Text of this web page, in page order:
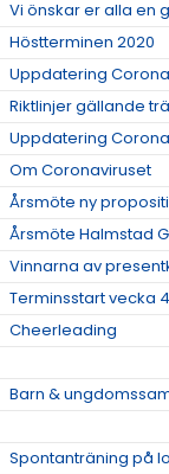
Vi önskar er alla en
Höstterminen 2020
Uppdatering
Riktlinjer gällande
Uppdatering
Om Coronaviruset
Årsmöte ny
Årsmöte Halmstad
Vinnarna av
Terminsstart vecka 4
Cheerleading
Barn &
Spontanträning på